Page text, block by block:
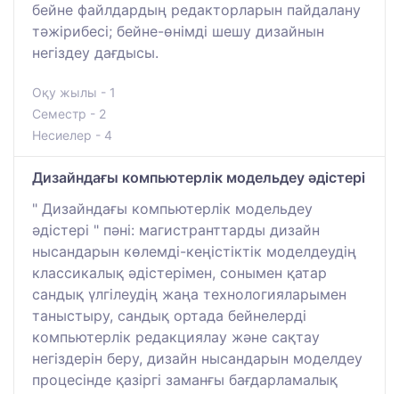
бейне файлдардың редакторларын пайдалану
тәжірибесі; бейне-өнімді шешу дизайнын
негіздеу дағдысы.
Оқу жылы - 1
Семестр - 2
Несиелер - 4
Дизайндағы компьютерлік модельдеу әдістері
" Дизайндағы компьютерлік модельдеу
әдістері " пәні: магистранттарды дизайн
нысандарын көлемді-кеңістіктік моделдеудің
классикалық әдістерімен, сонымен қатар
сандық үлгілеудің жаңа технологияларымен
таныстыру, сандық ортада бейнелерді
компьютерлік редакциялау және сақтау
негіздерін беру, дизайн нысандарын моделдеу
процесінде қазіргі заманғы бағдарламалық